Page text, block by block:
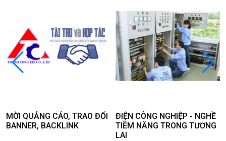
MỜI QUẢNG CÁO, TRAO ĐỔI
BANNER, BACKLINK
ĐIỆN CÔNG NGHIỆP - NGHỀ
TIỀM NĂNG TRONG TƯƠNG
LAI